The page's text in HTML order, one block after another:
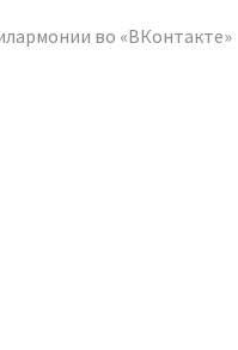
во «ВКонтакте»